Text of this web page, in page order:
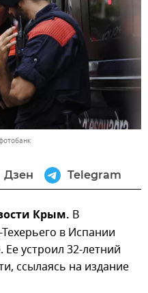
Дзен Telegram
Крым. В
в Испании
устроил 32-летний
ссылаясь на издание